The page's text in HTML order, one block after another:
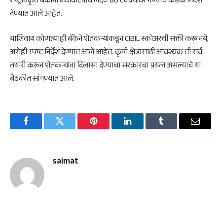
देण्यात आले आहेत.
याशिवाय कोणत्याही बँकेने शेतकऱ्यांकडून CIBIL स्कोअरची सक्ती करू नये,
असेही स्पष्ट निर्देश देण्यात आले आहेत. कृषी क्षेत्रासाठी आवश्यक ती सर्व
तयारी करून शेतकऱ्यांना दिलासा देण्याचा सरकारचा प्रयत्न असल्याचे या
बैठकीत सांगण्यात आले.
FacebookTwitter Pinterest LinkedInTumblr Email
saimat